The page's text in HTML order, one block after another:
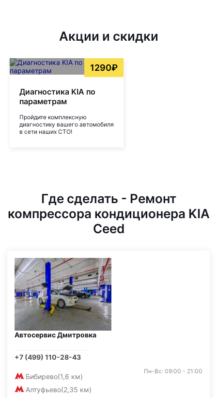
Акции и скидки
1290₽
Диагностика KIA по
параметрам
Пройдите комплексную
диагностику вашего автомобиля
в сети наших СТО!
Где сделать - Ремонт
компрессора кондиционера KIA
Ceed
Автосервис Дмитровка
+7 (499) 110-28-43
Бибирево(1,6 км)
Алтуфьево(2,35 км)
Пн-Вс: 09:00 - 21:00